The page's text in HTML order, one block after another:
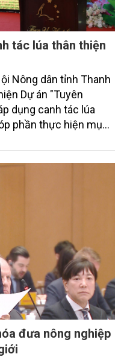
tác lúa thân thiện
Nông dân tỉnh Thanh
Dự án "Tuyên
dụng canh tác lúa
phần thực hiện mục
đông đảo đại biểu đến
đơn vị nghiên cứu,
dân đang trực
lúa phát thải thấp.
đưa nông nghiệp